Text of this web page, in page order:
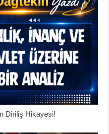
Diriliş Hikayesi!